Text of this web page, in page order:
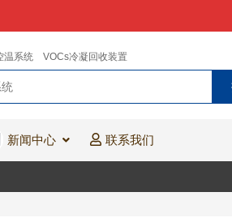
温系统 VOCs冷凝回收装置
新闻中心 联系我们